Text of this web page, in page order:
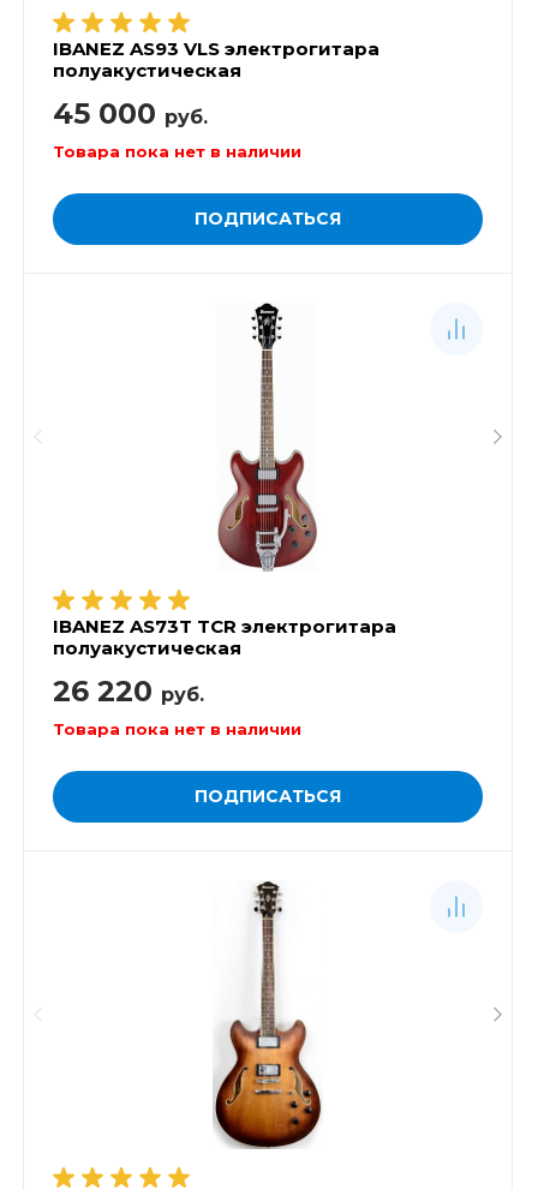
IBANEZ AS93 VLS электрогитара
полуакустическая
45 000 руб.
Товара пока нет в наличии
ПОДПИСАТЬСЯ
IBANEZ AS73T TCR электрогитара
полуакустическая
26 220 руб.
Товара пока нет в наличии
ПОДПИСАТЬСЯ